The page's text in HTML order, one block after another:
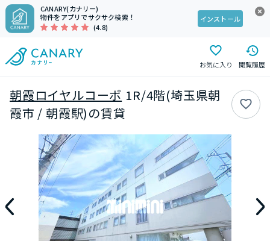
CANARY(カナリー)
物件をアプリでサクサク検索！
(4.8)
インストール
お気に入り 閲覧履歴
朝霞ロイヤルコーポ 1R/4階(埼玉県朝
霞市 / 朝霞駅)の賃貸